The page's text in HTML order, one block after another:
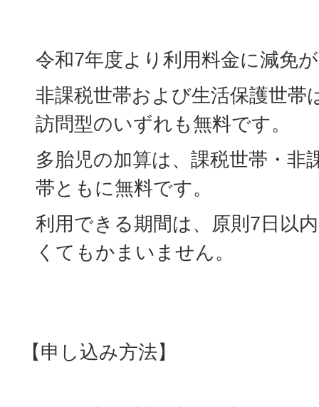
令和7年度より利用料金に減免
非課税世帯および生活保護世帯
訪問型のいずれも無料です。
多胎児の加算は、課税世帯・非
帯ともに無料です。
利用できる期間は、原則7日以
くてもかまいません。
【申し込み方法】